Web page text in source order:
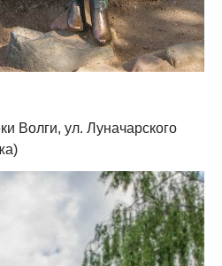
Волги, ул. Луначарского